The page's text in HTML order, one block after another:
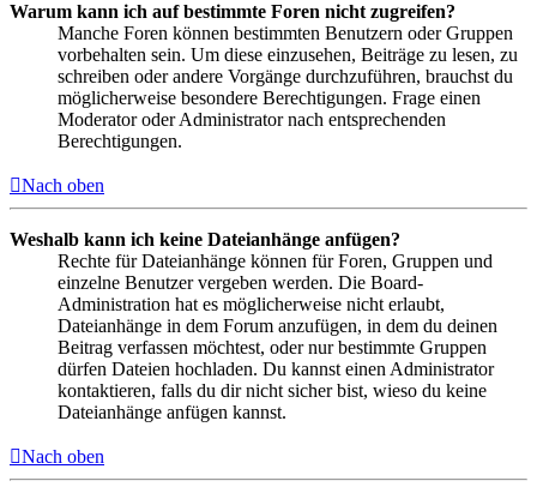
Warum kann ich auf bestimmte Foren nicht zugreifen?
Manche Foren können bestimmten Benutzern oder Gruppen
vorbehalten sein. Um diese einzusehen, Beiträge zu lesen, zu
schreiben oder andere Vorgänge durchzuführen, brauchst du
möglicherweise besondere Berechtigungen. Frage einen
Moderator oder Administrator nach entsprechenden
Berechtigungen.
Nach oben
Weshalb kann ich keine Dateianhänge anfügen?
Rechte für Dateianhänge können für Foren, Gruppen und
einzelne Benutzer vergeben werden. Die Board-
Administration hat es möglicherweise nicht erlaubt,
Dateianhänge in dem Forum anzufügen, in dem du deinen
Beitrag verfassen möchtest, oder nur bestimmte Gruppen
dürfen Dateien hochladen. Du kannst einen Administrator
kontaktieren, falls du dir nicht sicher bist, wieso du keine
Dateianhänge anfügen kannst.
Nach oben